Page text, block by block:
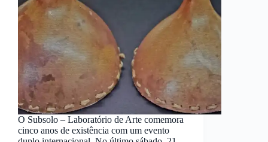
O Subsolo – Laboratório de Arte comemora
cinco anos de existência com um evento